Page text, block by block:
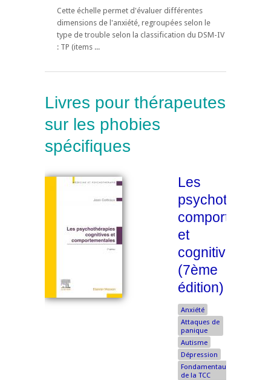
Cette échelle permet d'évaluer différentes
dimensions de l'anxiété, regroupées selon le
type de trouble selon la classification du DSM-IV
: TP (items ...
Livres pour thérapeutes
sur les phobies
spécifiques
Les
et
cognitives
(7ème
édition)
Anxiété
Attaques de
panique
Autisme
Dépression
Fondamentaux
de la TCC